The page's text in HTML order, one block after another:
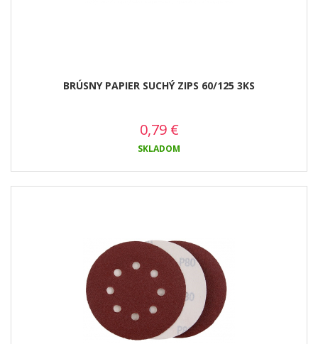
BRÚSNY PAPIER SUCHÝ ZIPS 60/125 3KS
0,79 €
SKLADOM